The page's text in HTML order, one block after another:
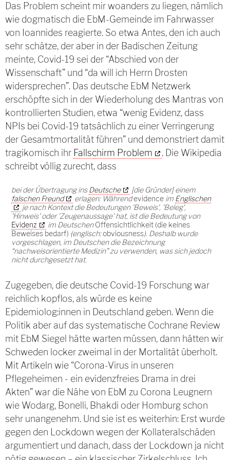
Das Problem scheint mir woanders zu liegen, nämlich
wie dogmatisch die EbM-Gemeinde im Fahrwasser
von Ioannides reagierte. So etwa Antes, den ich auch
sehr schätze, der aber in der Badischen Zeitung
meinte, Covid-19 sei der “Abschied von der
Wissenschaft” und “da will ich Herrn Drosten
widersprechen”. Das deutsche EbM Netzwerk
erschöpfte sich in der Wiederholung des Mantras von
kontrollierten Studien, etwa “wenig Evidenz, dass
NPIs bei Covid-19 tatsächlich zu einer Verringerung
der Gesamtmortalität führen” und demonstriert damit
tragikomisch ihr Fallschirm Problem
. Die Wikipedia
schreibt völlig zurecht, dass
bei der Übertragung ins Deutsche
[die Gründer] einem
falschen Freund
erlagen: Währendevidence im Englischen
je nach Kontext die Bedeutungen 'Beweis', 'Beleg',
'Hinweis' oder 'Zeugenaussage' hat, ist die Bedeutung von
Evidenz
im DeutschenOffensichtlichkeit (die keines
Beweises bedarf) (englisch:obviousness). Deshalb wurde
vorgeschlagen, im Deutschen die Bezeichnung
“nachweisorientierte Medizin” zu verwenden, was sich jedoch
nicht durchgesetzt hat.
Zugegeben, die deutsche Covid-19 Forschung war
reichlich kopflos, als würde es keine
Epidemiolog:innen in Deutschland geben. Wenn die
Politik aber auf das systematische Cochrane Review
mit EbM Siegel hätte warten müssen, dann hätten wir
Schweden locker zweimal in der Mortalität überholt.
Mit Artikeln wie “Corona-Virus in unseren
Pflegeheimen - ein evidenzfreies Drama in drei
Akten” war die Nähe von EbM zu Corona Leugnern
wie Wodarg, Bonelli, Bhakdi oder Homburg schon
sehr unangenehm. Und sie ist es weiterhin: Erst wurde
gegen den Lockdown wegen der Kollateralschäden
argumentiert und danach, dass der Lockdown ja nicht